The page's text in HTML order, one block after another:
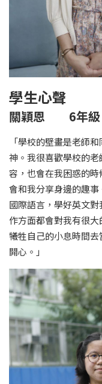
學生心聲
關穎恩 6年
「學校的壁畫是老師
神。我很喜歡學校的
容，也會在我困惑的
會和我分享身邊的趣
國際語言，學好英文
作方面都會對我有很
犧牲自己的小息時間
開心。」